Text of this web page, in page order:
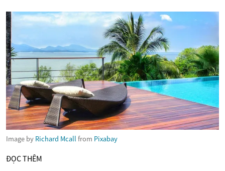
Image by Richard Mcall from Pixabay
ĐỌC THÊM